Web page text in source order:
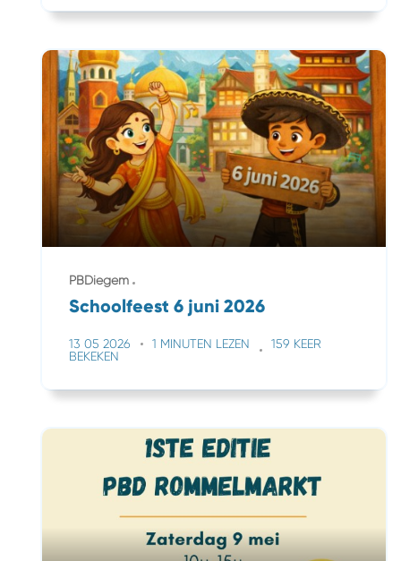
PBDiegem
Schoolfeest 6 juni 2026
13 05 2026 1 MINUTEN LEZEN
159 KEER
BEKEKEN